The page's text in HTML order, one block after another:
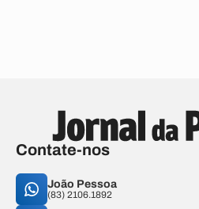
Contate-nos
João Pessoa
(83) 2106.1892